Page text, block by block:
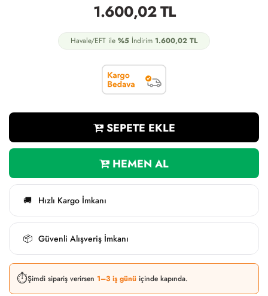
1.600,02TL
Havale/EFT ile %5 İndirim 1.600,02 TL
SEPETE EKLE
HEMEN AL
🚚 Hızlı Kargo İmkanı
📦 Güvenli Alışveriş İmkanı
⏱️Şimdi sipariş verirsen 1–3 iş günü içinde kapında.